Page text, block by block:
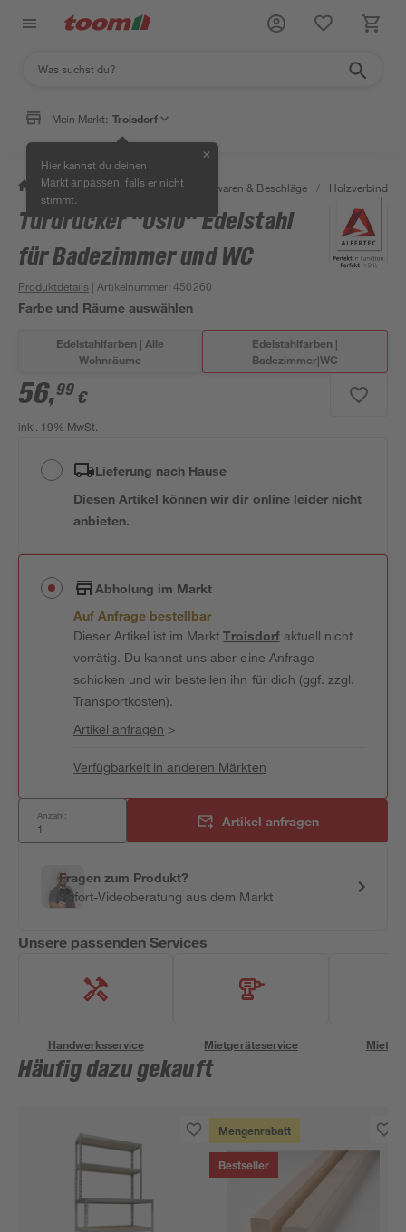
Mein Markt: Troisdorf
Hier kannst du deinen
Markt anpassen , falls er nicht
stimmt.
✕
/ Werkstatt & Maschinen / Eisenwaren & Beschläge / Holzverbinder
Türdrücker "Oslo" Edelstahl
für Badezimmer und WC
Produktdetails | Artikelnummer:450260
Farbe und Räume auswählen
Edelstahlfarben | Alle
Wohnräume
Edelstahlfarben |
Badezimmer|WC
56,99 €
inkl. 19% MwSt.
Lieferung nach Hause
Diesen Artikel können wir dir online leider nicht
anbieten.
Abholung im Markt
Auf Anfrage bestellbar
Dieser Artikel ist im MarktTroisdorfaktuell nicht
vorrätig. Du kannst uns aber eine Anfrage
schicken und wir bestellen ihn für dich (ggf. zzgl.
Transportkosten).
Artikel anfragen >
Verfügbarkeit in anderen Märkten
Anzahl: Artikel anfragen
Fragen zum Produkt?
Sofort-Videoberatung aus dem Markt
Unsere passenden Services
Handwerksservice Mietgeräteservice
Häufig dazu gekauft
Mengenrabatt
Bestseller